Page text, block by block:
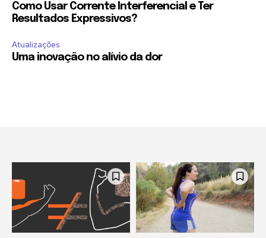
Como Usar Corrente Interferencial e Ter
Resultados Expressivos?
Atualizações
Uma inovação no alívio da dor